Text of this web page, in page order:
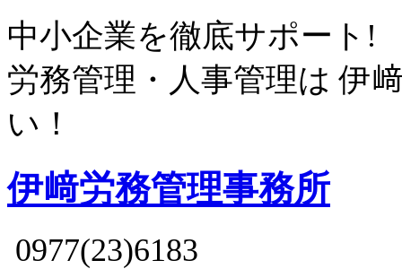
中小企業を徹底サポート!
労務管理・人事管理は伊
い！
伊﨑労務管理事務所
0977(23)6183